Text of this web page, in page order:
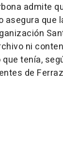
admite
asegura que
ni
tenía,
de